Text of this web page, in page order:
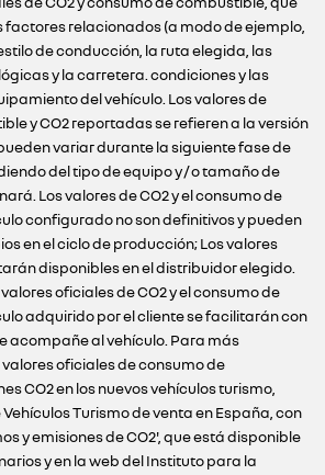
relacionados (a modo de ejemplo,
de conducción, la ruta elegida, las
y la carretera. condiciones y las
del vehículo. Los valores de
y CO2 reportadas se refieren a la versión
variar durante la siguiente fase de
del tipo de equipo y / o tamaño de
Los valores de CO2 y el consumo de
configurado no son definitivos y pueden
en el ciclo de producción; Los valores
disponibles en el distribuidor elegido.
oficiales de CO2 y el consumo de
adquirido por el cliente se facilitarán con
acompañe al vehículo. Para más
oficiales de consumo de
CO2 en los nuevos vehículos turismo,
Turismo de venta en España, con
y emisiones de CO2', que está disponible
y en la web del Instituto para la